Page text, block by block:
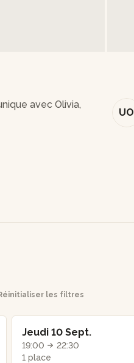
UO
avec Olivia,
les filtres
Jeudi 10 Sept.
19:00
22:30
1 place